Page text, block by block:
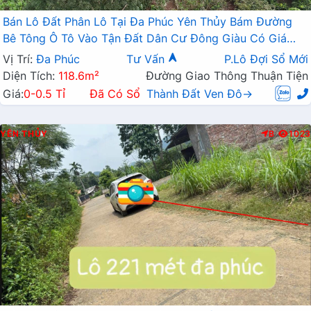
Bán Lô Đất Phân Lô Tại Đa Phúc Yên Thủy Bám Đường
Bê Tông Ô Tô Vào Tận Đất Dân Cư Đông Giàu Có Giá
Đầu Tư
Vị Trí: Đa Phúc Tư Vấn
P.Lô Đợi Sổ Mới
Diện Tích: 118.6m²
Đường Giao Thông Thuận Tiện
Giá:0-0.5 Tỉ Đã Có Sổ Thành Đất Ven Đô→
YÊN THỦY B 1023